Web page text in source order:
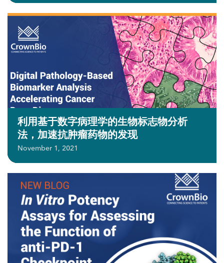
利用基于数字病理学的生物标志物分析
法，加速抗肿瘤药物的发现
November 1, 2021